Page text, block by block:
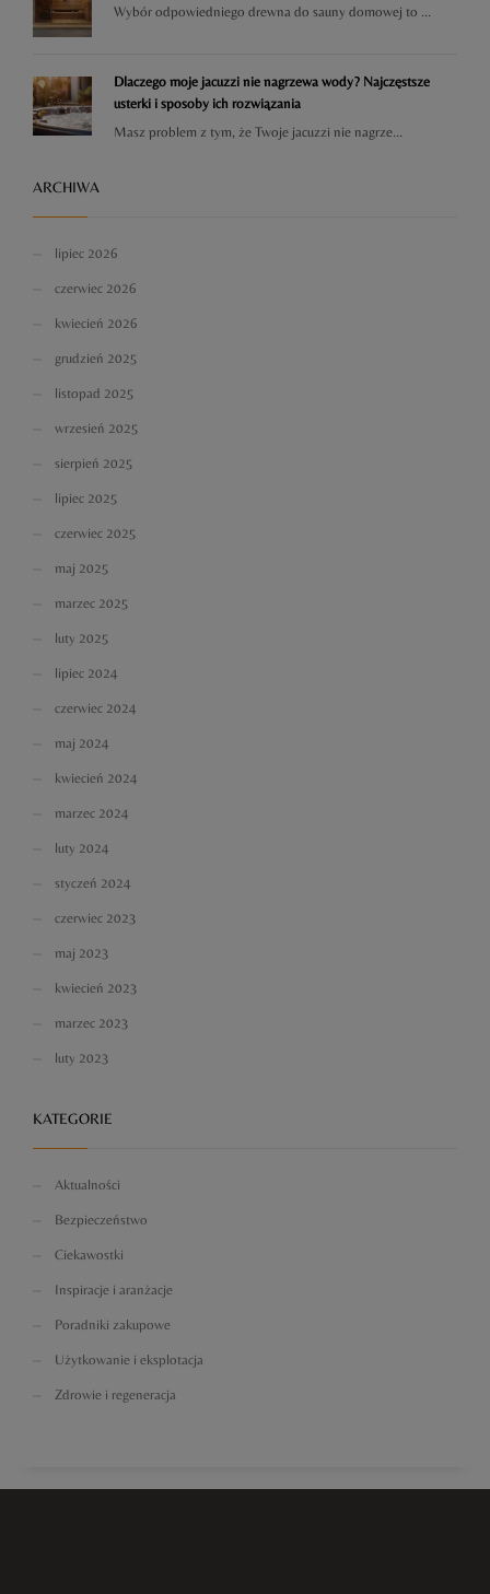
Wybór odpowiedniego drewna do sauny domowej to ...
Dlaczego moje jacuzzi nie nagrzewa wody? Najczęstsze
usterki i sposoby ich rozwiązania
Masz problem z tym, że Twoje jacuzzi nie nagrze...
ARCHIWA
lipiec 2026
czerwiec 2026
kwiecień 2026
grudzień 2025
listopad 2025
wrzesień 2025
sierpień 2025
lipiec 2025
czerwiec 2025
maj 2025
marzec 2025
luty 2025
lipiec 2024
czerwiec 2024
maj 2024
kwiecień 2024
marzec 2024
luty 2024
styczeń 2024
czerwiec 2023
maj 2023
kwiecień 2023
marzec 2023
luty 2023
KATEGORIE
Aktualności
Bezpieczeństwo
Ciekawostki
Inspiracje i aranżacje
Poradniki zakupowe
Użytkowanie i eksplotacja
Zdrowie i regeneracja